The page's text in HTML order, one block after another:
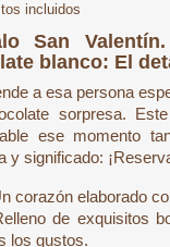
incluidos
San
blanco: El
a esa persona
sorpresa.
ese momento
y significado:
corazón elaborado
de exquisitos
los gustos.